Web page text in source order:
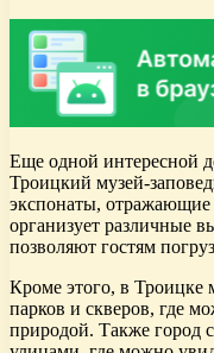
Еще одной интересной
Троицкий музей-
экспонаты, отражающие
организует различные
позволяют гостям
Кроме этого, в Троицке
парков и скверов, где
природой. Также город